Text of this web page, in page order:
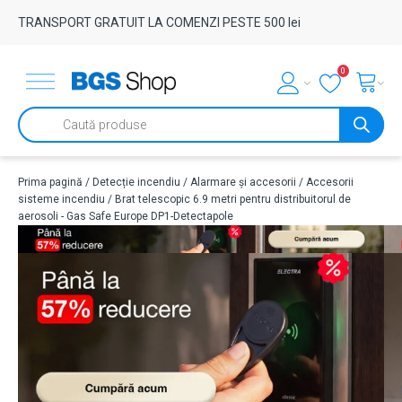
TRANSPORT GRATUIT LA COMENZI PESTE 500 lei
0
Products
search
Prima pagină / Detecție incendiu / Alarmare și accesorii / Accesorii
sisteme incendiu / Brat telescopic 6.9 metri pentru distribuitorul de
aerosoli - Gas Safe Europe DP1-Detectapole